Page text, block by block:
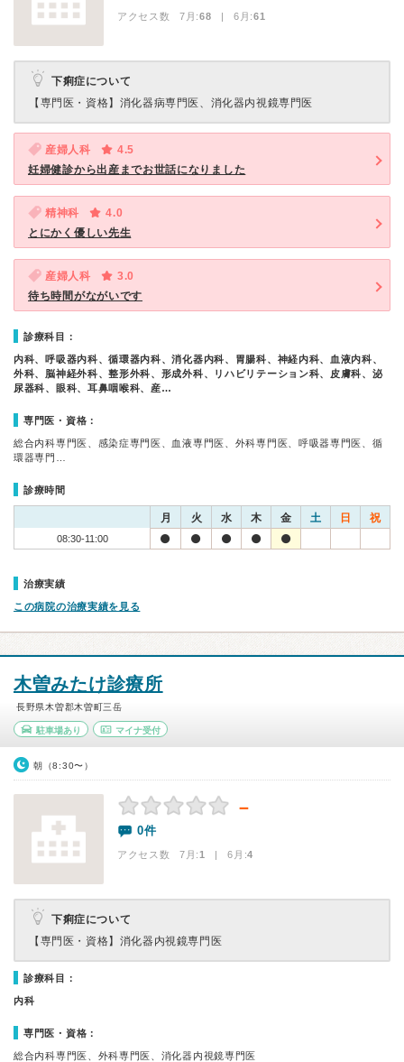
アクセス数 7月:68 | 6月:61
下痢症について
【専門医・資格】 消化器病専門医、消化器内視鏡専門医
産婦人科
4.5
妊婦健診から出産までお世話になりました
精神科
4.0
とにかく優しい先生
産婦人科
3.0
待ち時間がながいです
診療科目：
内科、呼吸器内科、循環器内科、消化器内科、胃腸科、神経内科、血液内科、
外科、脳神経外科、整形外科、形成外科、リハビリテーション科、皮膚科、泌
尿器科、眼科、耳鼻咽喉科、産…
専門医・資格：
総合内科専門医、感染症専門医、血液専門医、外科専門医、呼吸器専門医、循
環器専門…
診療時間
月 火 水 木 金 土 日 祝
08:30-11:00
治療実績
この病院の治療実績を見る
木曽みたけ診療所
長野県木曽郡木曽町三岳
駐車場あり マイナ受付
朝（8:30〜）
－
0件
アクセス数 7月:1 | 6月:4
下痢症について
【専門医・資格】 消化器内視鏡専門医
診療科目：
内科
専門医・資格：
総合内科専門医、外科専門医、消化器内視鏡専門医